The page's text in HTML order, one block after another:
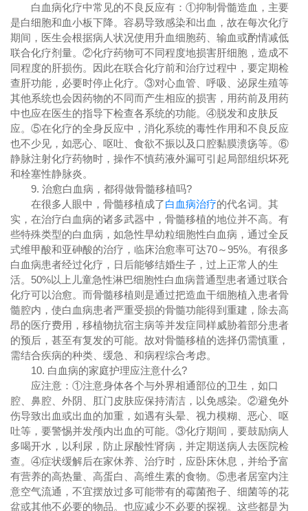
白血病化疗中常见的不良反应有：①抑制骨髓造血，主要
是白细胞和血小板下降。容易导致感染和出血，故在每次化疗
期间，医生会根据病人状况使用升血细胞药、输血或酌情减低
联合化疗剂量。②化疗药物可不同程度地损害肝细胞，造成不
同程度的肝损伤。因此在联合化疗前和治疗过程中，要定期检
查肝功能，必要时停止化疗。③对心血管、呼吸、泌尿生殖等
其他系统也会因药物的不同而产生相应的损害，用药前及用药
中也应在医生的指导下检查各系统的功能。④脱发和皮肤反
应。⑤在化疗的全身反应中，消化系统的毒性作用和不良反应
也不少见，如恶心、呕吐、食欲不振以及口腔黏膜溃疡等。⑥
静脉注射化疗药物时，操作不慎药液外漏可引起局部组织坏死
和栓塞性静脉炎。
9. 治愈白血病，都得做骨髓移植吗?
在很多人眼中，骨髓移植成了白血病治疗的代名词。其
实，在治疗白血病的诸多武器中，骨髓移植的地位并不高。有
些特殊类型的白血病，如急性早幼粒细胞性白血病，通过全反
式维甲酸和亚砷酸的治疗，临床治愈率可达70～95%。有很多
白血病患者经过化疗，日后能够结婚生子，过上正常人的生
活。50%以上儿童急性淋巴细胞性白血病普通型患者通过联合
化疗可以治愈。而骨髓移植则是通过把造血干细胞植入患者骨
髓腔内，使白血病患者严重受损的骨髓功能得到重建，除去高
昂的医疗费用，移植物抗宿主病等并发症同样威胁着部分患者
的预后，甚至有复发的可能。故对骨髓移植的选择仍需慎重，
需结合疾病的种类、缓急、和病程综合考虑。
10. 白血病的家庭护理应注意什么?
应注意：①注意身体各个与外界相通部位的卫生，如口
腔、鼻腔、外阴、肛门皮肤应保持清洁，以免感染。②避免外
伤导致出血或出血的加重，如遇有头晕、视力模糊、恶心、呕
吐等，要警惕并发颅内出血的可能。③化疗期间，要鼓励病人
多喝开水，以利尿，防止尿酸性肾病，并定期送病人去医院检
查。④症状缓解后在家休养、治疗时，应卧床休息，并给予富
有营养的高热量、高蛋白、高维生素的食物。⑤患者居室内注
意空气流通，不宜摆放过多可能带有的霉菌孢子、细菌等的花
盆或其他不必要的物品。也应减少不必要的探视。这些都是为